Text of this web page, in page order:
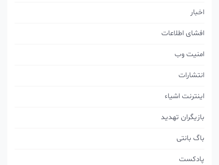
افشای اطلاعات
امنیت وب
انتشارات
اینترنت اشیاء
بازیگران تهدید
باگ بانتی
پادکست